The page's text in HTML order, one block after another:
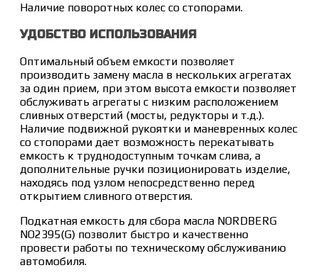
Наличие поворотных колес со стопорами.
УДОБСТВО ИСПОЛЬЗОВАНИЯ
Оптимальный объем емкости позволяет
производить замену масла в нескольких агрегатах
за один прием, при этом высота емкости позволяет
обслуживать агрегаты с низким расположением
сливных отверстий (мосты, редукторы и т.д.).
Наличие подвижной рукоятки и маневренных колес
со стопорами дает возможность перекатывать
емкость к труднодоступным точкам слива, а
дополнительные ручки позиционировать изделие,
находясь под узлом непосредственно перед
открытием сливного отверстия.
Подкатная емкость для сбора масла NORDBERG
NO2395(G) позволит быстро и качественно
провести работы по техническому обслуживанию
автомобиля.